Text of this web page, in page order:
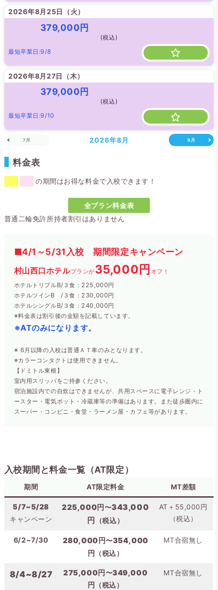
2026年8月25日（火）
379,000円
(税込)
最短卒業日:9/8
2026年8月27日（木）
379,000円
(税込)
最短卒業日:9/10
7月 2026年8月 9月
料金表
の期間はお得な料金で入校できます！
全プラン料金表
普通二輪免許所持者割引はありません
■4/1～5/31入校 期間限定キャンペーン
村山西口ホテルプランが35,000円 オフ！
ホテルトリプルB/３食：225,000円
ホテルツインB /３食：230,000円
ホテルシングルB/３食：240,000円
※料金表は割引後の金額を記載しています。
※ATのみになります。
※ 6月以降の入校は普通ＡＴ車のみとなります。
※カラーコンタクトは使用できません。
【ドミトル東根】
室内用スリッパをご持参ください。
宿泊施設内での自炊はできませんが、共用スペースに電子レンジ・ト
ースター・電気ポット・冷蔵庫等の準備はあります。また徒歩圏内に
スーパー・コンビニ・食堂・ラーメン屋・カフェ等があります。
入校期間と料金一覧（AT限定）
期間 AT限定料金 MT差額
5/7~5/28
キャンペーン
225,000円〜343,000
円
（税込）
AT＋55,000円
（税込）
6/2~7/30 280,000円〜354,000
円 （税込）
MT合宿無し
8/4~8/27 275,000円〜349,000
円
（税込）
MT合宿無し